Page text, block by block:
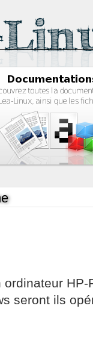
seront ils